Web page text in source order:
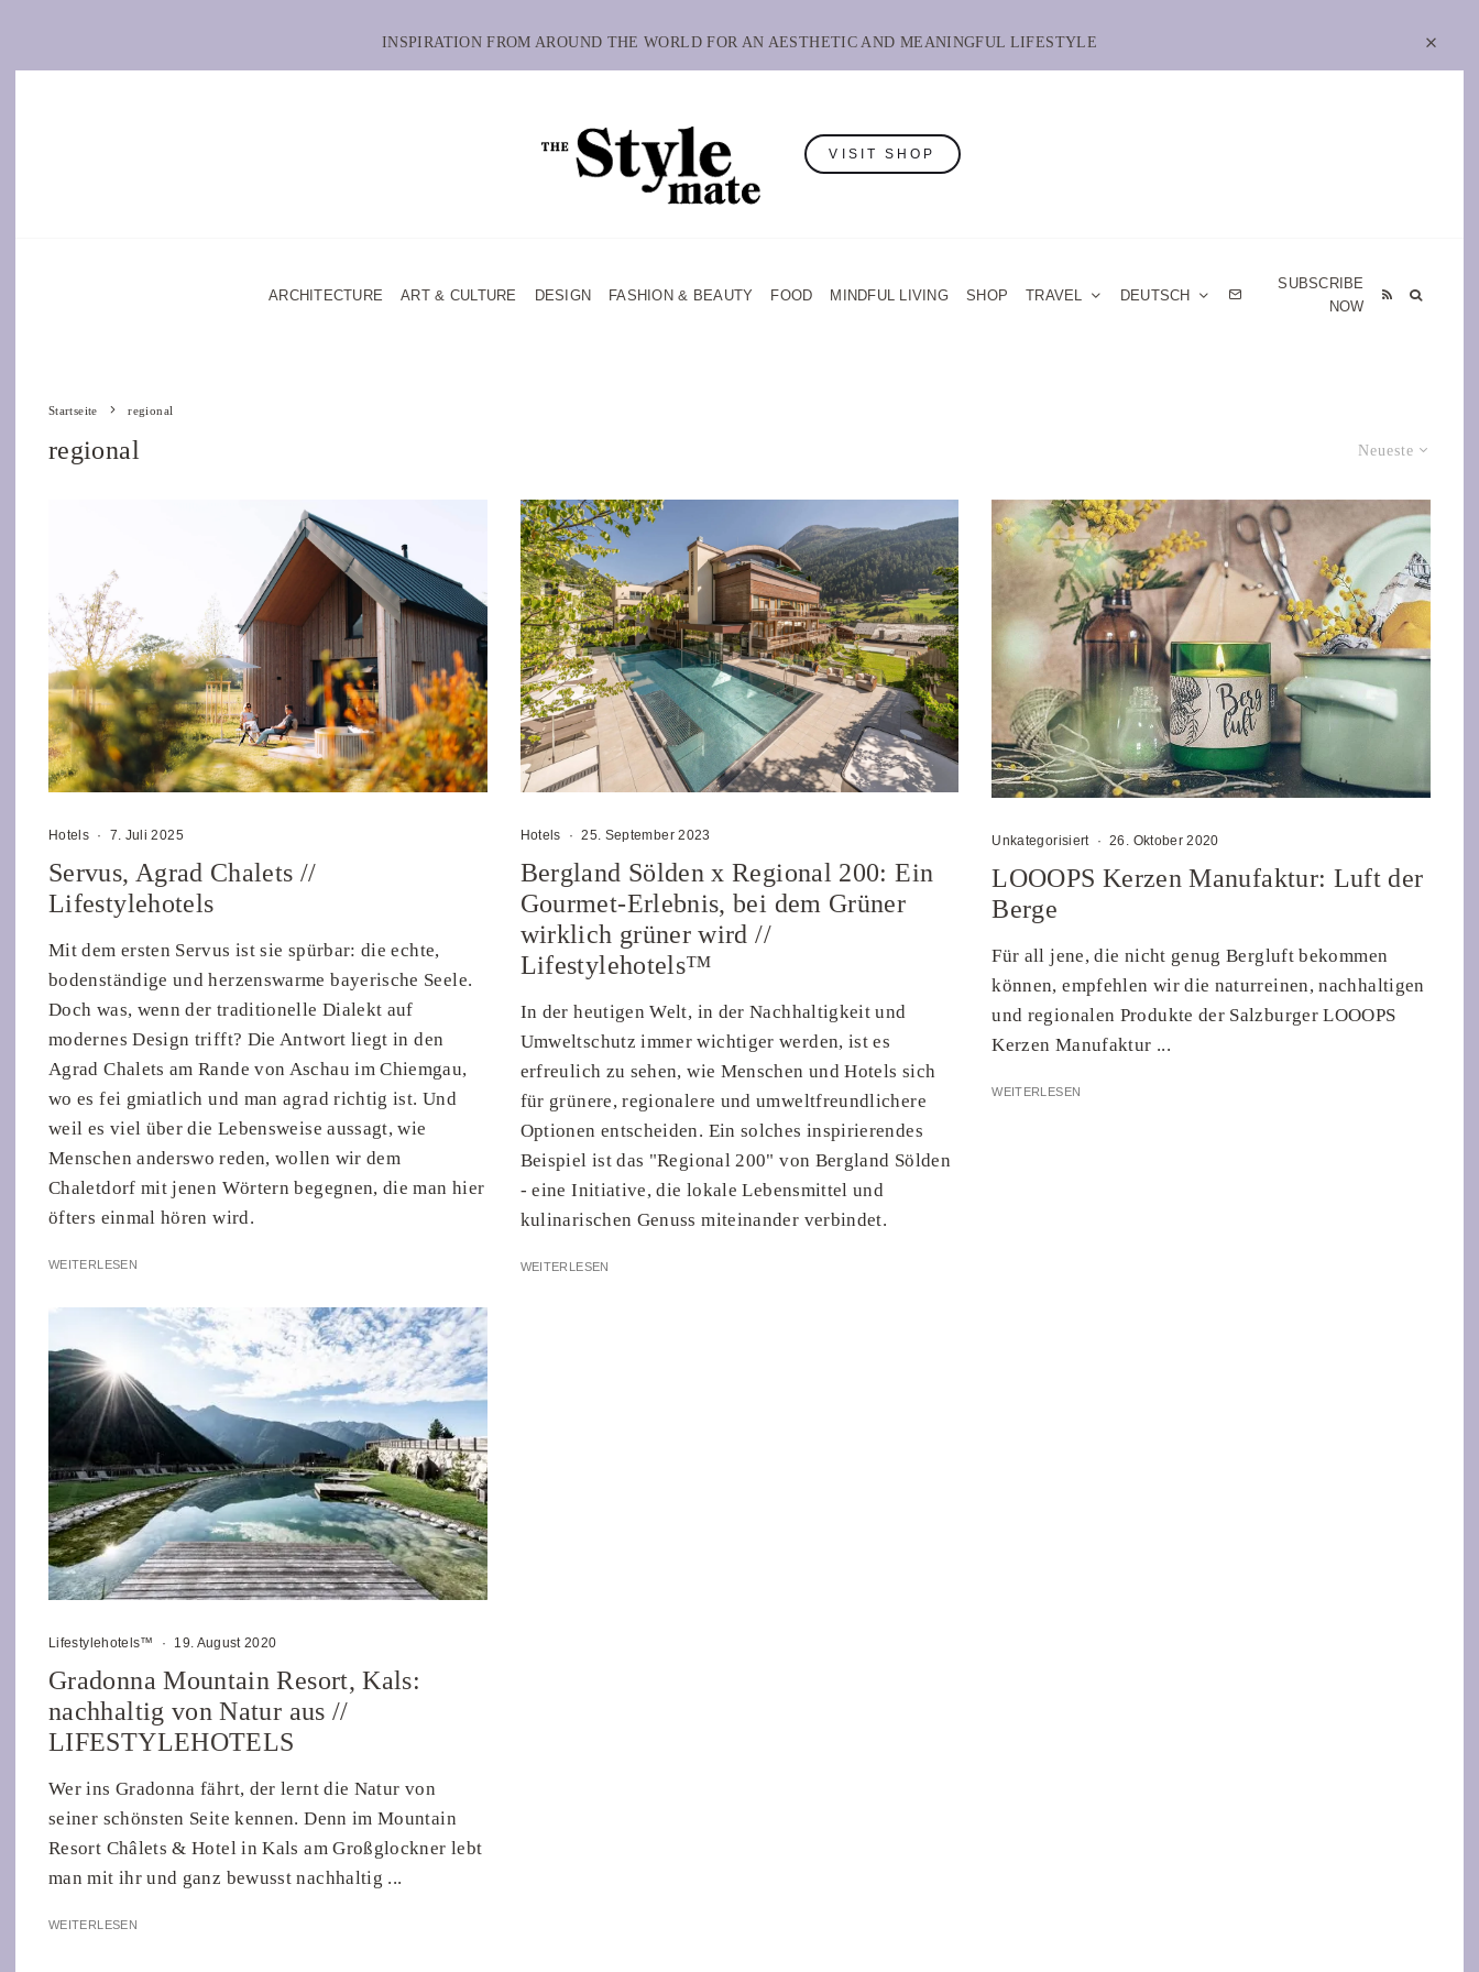
INSPIRATION FROM AROUND THE WORLD FOR AN AESTHETIC AND MEANINGFUL LIFESTYLE
VISIT SHOP
ARCHITECTURE ART & CULTURE DESIGN FASHION & BEAUTY FOOD MINDFUL LIVING SHOP TRAVEL DEUTSCH
SUBSCRIBE
NOW
Startseite regional
Neueste
regional
Hotels · 7. Juli 2025
Servus, Agrad Chalets //
Lifestylehotels
Mit dem ersten Servus ist sie spürbar: die echte,
bodenständige und herzenswarme bayerische Seele.
Doch was, wenn der traditionelle Dialekt auf
modernes Design trifft? Die Antwort liegt in den
Agrad Chalets am Rande von Aschau im Chiemgau,
wo es fei gmiatlich und man agrad richtig ist. Und
weil es viel über die Lebensweise aussagt, wie
Menschen anderswo reden, wollen wir dem
Chaletdorf mit jenen Wörtern begegnen, die man hier
öfters einmal hören wird.
WEITERLESEN
Lifestylehotels™ · 19. August 2020
Gradonna Mountain Resort, Kals:
nachhaltig von Natur aus //
LIFESTYLEHOTELS
Wer ins Gradonna fährt, der lernt die Natur von
seiner schönsten Seite kennen. Denn im Mountain
Resort Châlets & Hotel in Kals am Großglockner lebt
man mit ihr und ganz bewusst nachhaltig ...
WEITERLESEN
Hotels · 25. September 2023
Bergland Sölden x Regional 200: Ein
Gourmet-Erlebnis, bei dem Grüner
wirklich grüner wird //
Lifestylehotels™
In der heutigen Welt, in der Nachhaltigkeit und
Umweltschutz immer wichtiger werden, ist es
erfreulich zu sehen, wie Menschen und Hotels sich
für grünere, regionalere und umweltfreundlichere
Optionen entscheiden. Ein solches inspirierendes
Beispiel ist das "Regional 200" von Bergland Sölden
- eine Initiative, die lokale Lebensmittel und
kulinarischen Genuss miteinander verbindet.
WEITERLESEN
Unkategorisiert · 26. Oktober 2020
LOOOPS Kerzen Manufaktur: Luft der
Berge
Für all jene, die nicht genug Bergluft bekommen
können, empfehlen wir die naturreinen, nachhaltigen
und regionalen Produkte der Salzburger LOOOPS
Kerzen Manufaktur ...
WEITERLESEN